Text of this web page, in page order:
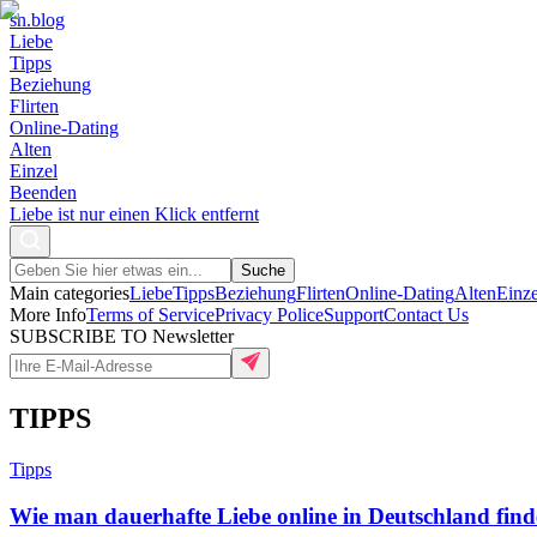
sn.blog
Liebe
Tipps
Beziehung
Flirten
Online-Dating
Alten
Einzel
Beenden
Liebe ist nur einen Klick entfernt
Suche
Main categoriesLiebeTippsBeziehungFlirtenOnline-DatingAlten
More InfoTerms of ServicePrivacy PoliceSupportContact Us
SUBSCRIBE TO Newsletter
TIPPS
Tipps
Wie man dauerhafte Liebe online in Deutschland